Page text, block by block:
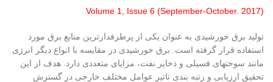
(Volume 1, Issue 6 (September-October. 2017
تولید برق خورشیدی به عنوان یکی از پرطرفدارترین منابع برق مورد
استفاده قرار گرفته است. برق خورشیدی در مقایسه با انواع دیگر انرژی
مانند سوختهای فسیلی و ذخایر نفت، مزایای متعددی دارد. هدف از این
تحقیق ارزیابی و رتبه بندی تاثیر عوامل مختلف خارجی در گسترش